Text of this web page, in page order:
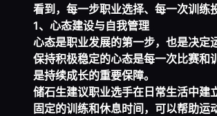
看到，每一步职业选择、每一次训练
1、心态建设与自我管理
心态是职业发展的第一步，也是决定
保持积极稳定的心态是每一次比赛和
是持续成长的重要保障。
储石生建议职业选手在日常生活中建
固定的训练和休息时间，可以帮助运